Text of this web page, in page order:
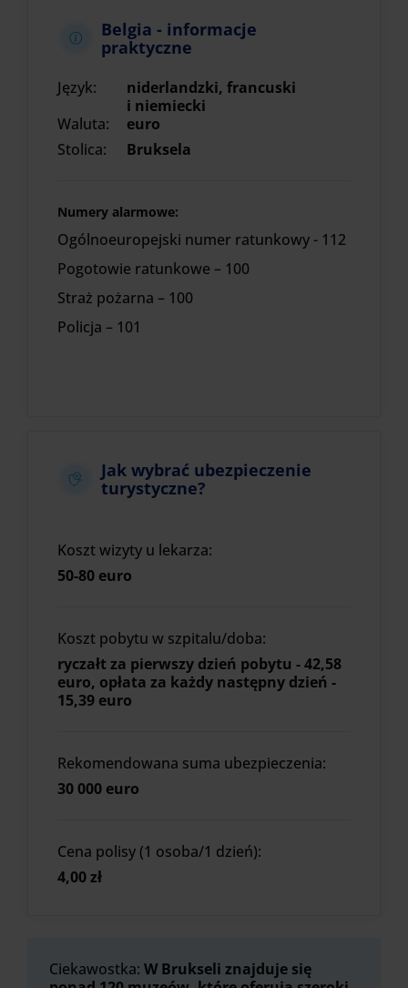
Belgia - informacje
praktyczne
Język:
niderlandzki, francuski
i niemiecki
Waluta:
euro
Stolica:
Bruksela
Numery alarmowe:
Ogólnoeuropejski numer ratunkowy - 112
Pogotowie ratunkowe – 100
Straż pożarna – 100
Policja – 101
Jak wybrać ubezpieczenie
turystyczne?
Koszt wizyty u lekarza:
50-80 euro
Koszt pobytu w szpitalu/doba:
ryczałt za pierwszy dzień pobytu - 42,58
euro, opłata za każdy następny dzień -
15,39 euro
Rekomendowana suma ubezpieczenia:
30 000 euro
Cena polisy (1 osoba/1 dzień):
4,00 zł
Ciekawostka: W Brukseli znajduje się